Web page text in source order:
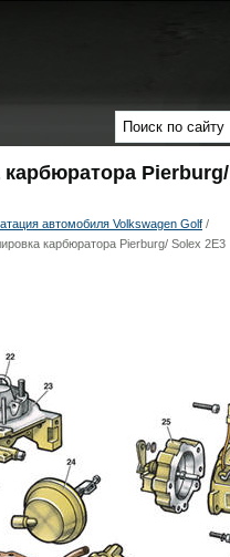
Pierburg/
автомобиля Volkswagen Golf /
карбюратора Pierburg/ Solex 2Е3